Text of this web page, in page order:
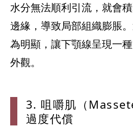
水分無法順利引流，就會
邊緣，導致局部組織膨脹
為明顯，讓下顎線呈現一
外觀。
3. 咀嚼肌（
過度代償